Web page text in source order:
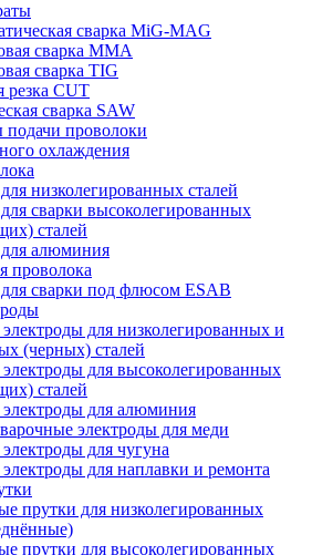
сварка MiG-MAG
сварка MMA
сварка TIG
резка CUT
сварка SAW
проволоки
охлаждения
низколегированных сталей
сварки высоколегированных
сталей
алюминия
проволока
сварки под флюсом ESAB
для низколегированных и
(черных) сталей
для высоколегированных
сталей
для алюминия
электроды для меди
для чугуна
для наплавки и ремонта
прутки для низколегированных
прутки для высоколегированных